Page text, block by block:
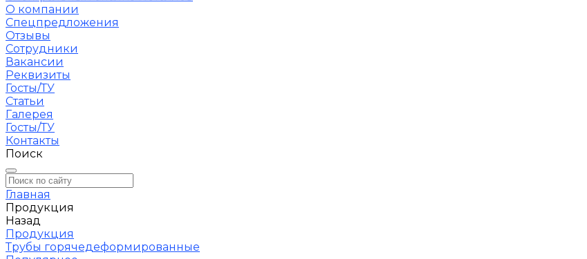
О компании
Спецпредложения
Отзывы
Сотрудники
Вакансии
Реквизиты
Госты/ТУ
Статьи
Галерея
Госты/ТУ
Контакты
Поиск
Главная
Продукция
Назад
Продукция
Трубы горячедеформированные